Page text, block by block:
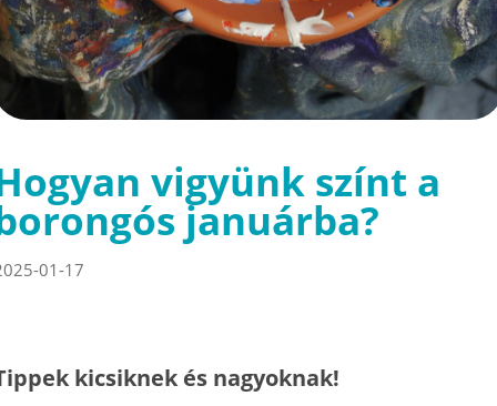
vigyünk színt a
januárba?
01-17
kicsiknek és nagyoknak!